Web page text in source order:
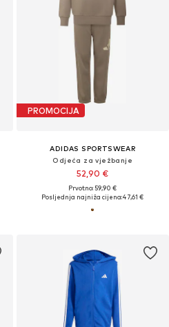
PROMOCIJA
ADIDAS SPORTSWEAR
Odjeća za vježbanje
52,90 €
Prvotno: 59,90 €
Posljednja najniža cijena:47,61 €